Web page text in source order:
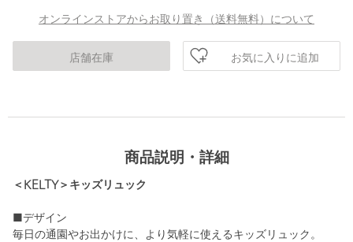
オンラインストアからお取り置き（送料無料）について
店舗在庫 お気に入りに追加
商品説明・詳細
＜KELTY＞キッズリュック
■デザイン
毎日の通園やお出かけに、より気軽に使えるキッズリュック。